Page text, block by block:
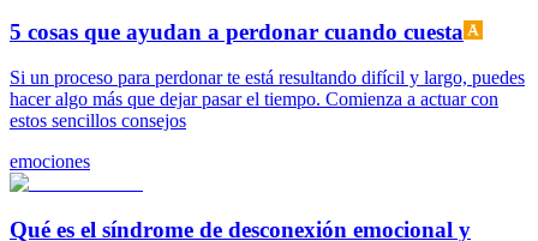
5 cosas que ayudan a perdonar cuando cuesta
Si un proceso para perdonar te está resultando difícil y largo, puedes
hacer algo más que dejar pasar el tiempo. Comienza a actuar con
estos sencillos consejos
emociones
Qué es el síndrome de desconexión emocional y